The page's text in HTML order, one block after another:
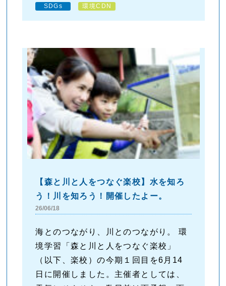
SDGs 環境CDN
【森と川と人をつなぐ楽校】水を知ろ
う！川を知ろう！開催したよー。
26/06/18
海とのつながり、川とのつながり。 環
境学習「森と川と人をつなぐ楽校」
（以下、楽校）の今期１回目を6月14
日に開催しました。主催者としては、